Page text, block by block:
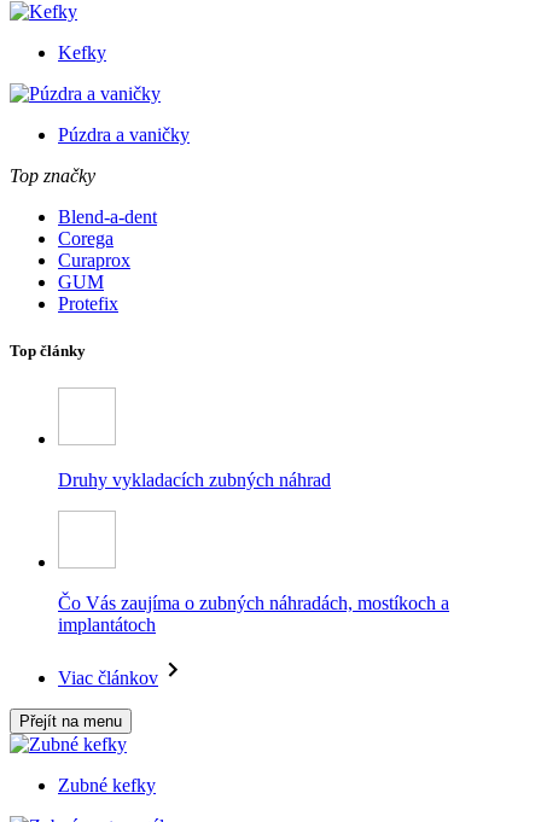
Kefky
Púzdra a vaničky
Top značky
Blend-a-dent
Corega
Curaprox
GUM
Protefix
Top články
Druhy vykladacích zubných náhrad
Čo Vás zaujíma o zubných náhradách, mostíkoch a
implantátoch
Viac článkov
Přejít na menu
Zubné kefky